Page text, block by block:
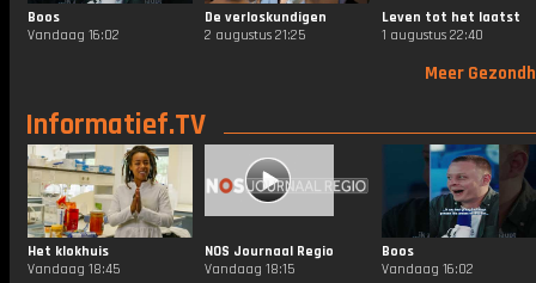
Boos
Vandaag 16:02
De verloskundigen
2 augustus 21:25
Leven tot het laatst
1 augustus 22:40
Meer
Informatief.TV
Het klokhuis
Vandaag 18:45
NOS Journaal Regio
Vandaag 18:15
Boos
Vandaag 16:02